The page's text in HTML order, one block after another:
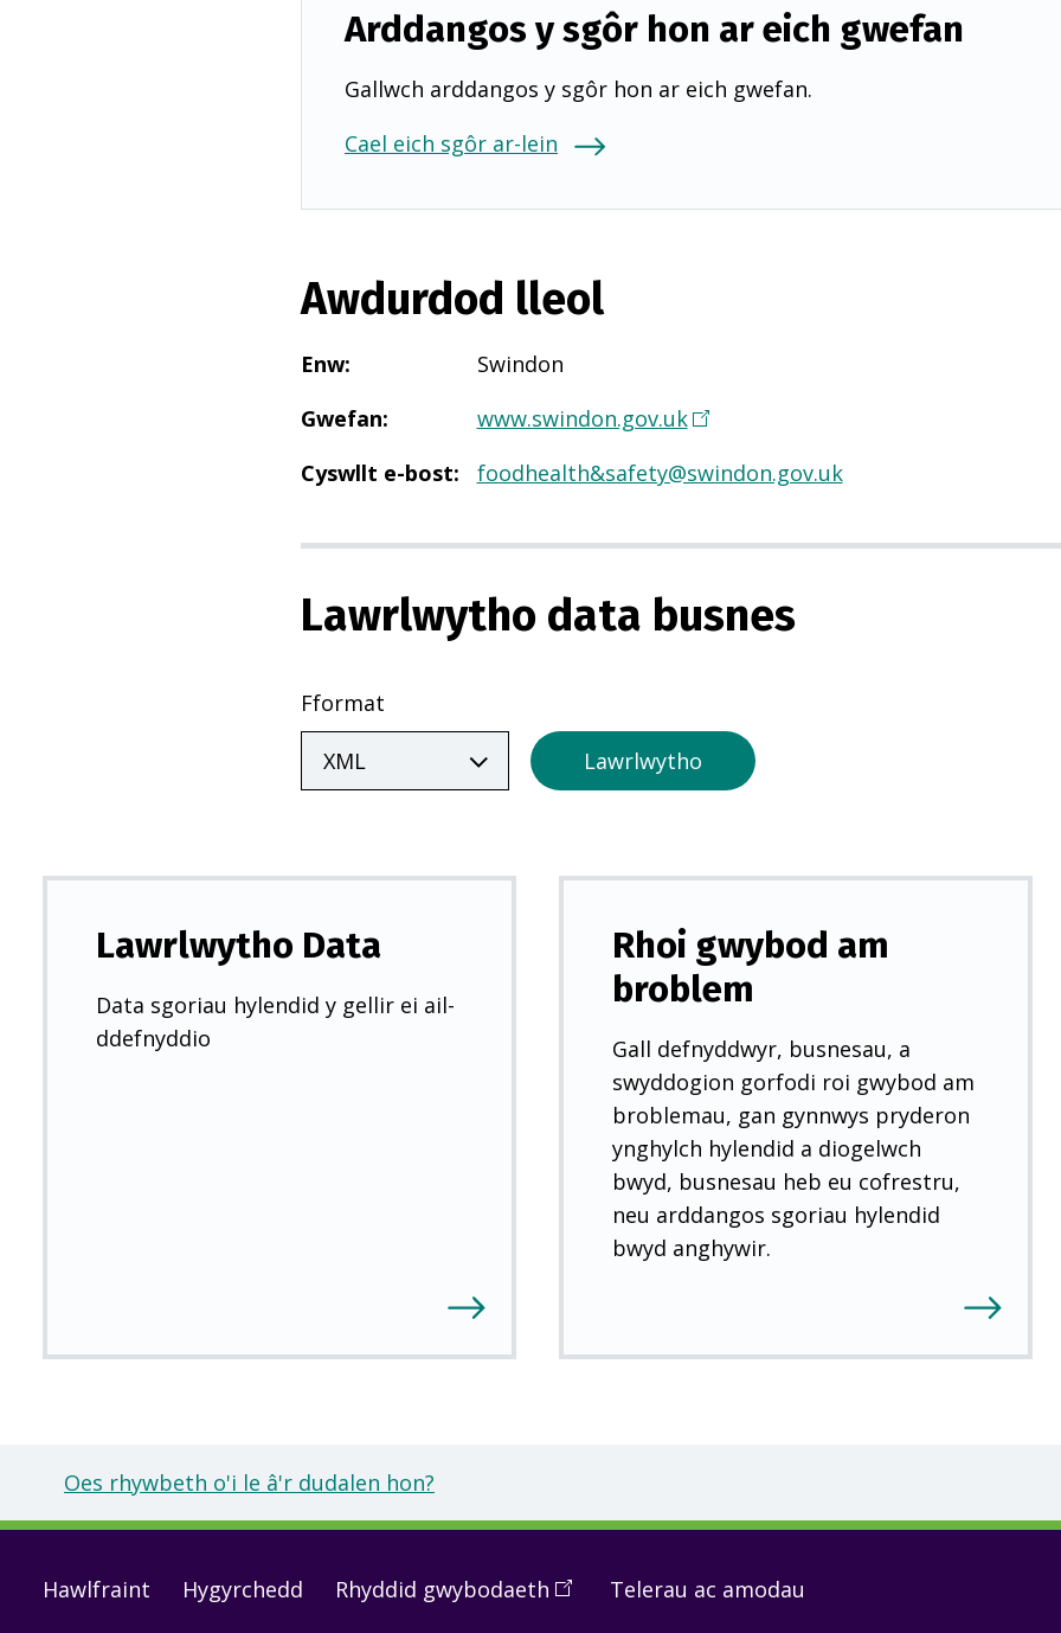
Arddangos y sgôr hon ar eich gwefan
Gallwch arddangos y sgôr hon ar eich gwefan.
Cael eich sgôr ar-lein
Awdurdod lleol
Enw:
Swindon
Gwefan: www.swindon.gov.uk(
n
g
r
n
w
y
d
)
Cyswllt e-bost: foodhealth&safety@swindon.gov.uk
Lawrlwytho data busnes
Fformat
Lawrlwytho
Lawrlwytho Data
Data sgoriau hylendid y gellir ei ail-
ddefnyddio
Rhoi gwybod am
broblem
Gall defnyddwyr, busnesau, a
swyddogion gorfodi roi gwybod am
broblemau, gan gynnwys pryderon
ynghylch hylendid a diogelwch
bwyd, busnesau heb eu cofrestru,
neu arddangos sgoriau hylendid
bwyd anghywir.
Oes rhywbeth o'i le â'r dudalen hon?
Footer
Hawlfraint Hygyrchedd Rhyddid gwybodaeth (OpenTelerau ac amodau